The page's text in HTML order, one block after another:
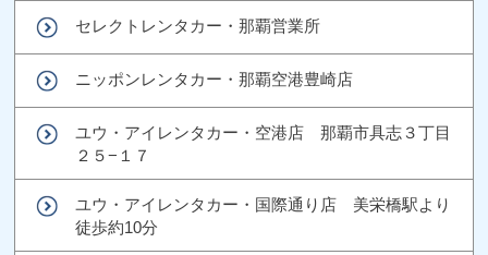
セレクトレンタカー・那覇営業所
ニッポンレンタカー・那覇空港豊崎店
ユウ・アイレンタカー・空港店 那覇市具志３丁目
２５−１７
ユウ・アイレンタカー・国際通り店 美栄橋駅より
徒歩約10分